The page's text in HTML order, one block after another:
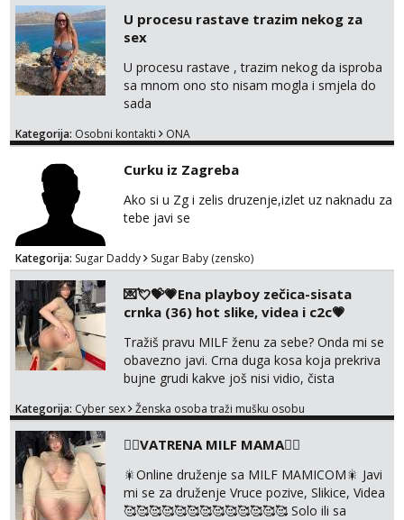
poljupce po tijelu koji me jako
pale,obozavam kad muskarac preuzme
kontrolu . javi se :) Klikni na link ispod i nadji
me tamo, cekam te!
U procesu rastave trazim nekog za
sex
U procesu rastave , trazim nekog da isproba
sa mnom ono sto nisam mogla i smjela do
sada
Kategorija: Osobni kontakti ONA
Curku iz Zagreba
Ako si u Zg i zelis druzenje,izlet uz naknadu za
tebe javi se
Kategorija: Sugar Daddy Sugar Baby (zensko)
💌💘💝💗Ena playboy zečica-sisata
crnka (36) hot slike, videa i c2c💗
Tražiš pravu MILF ženu za sebe? Onda mi se
obavezno javi. Crna duga kosa koja prekriva
bujne grudi kakve još nisi vidio, čista
pričam. Prave pune usne koje će ti se urezati
Uvijek sam spremna za ONLOINE zabavu.
Volim vruće u porukama uz pokoju fotku.
Radim slikice i videa po tvojoj želji te imam
raznih mater...
Kategorija: Cyber sex Ženska osoba traži mušku osobu
❤️‍🔥VATRENA MILF MAMA❤️‍🔥
🎇Online druženje sa MILF MAMICOM🎇 Javi
mi se za druženje Vruce pozive, Slikice, Videa
🥰🥰🥰🥰🥰🥰🥰🥰🥰🥰🥰🥰🥰 Solo ili sa